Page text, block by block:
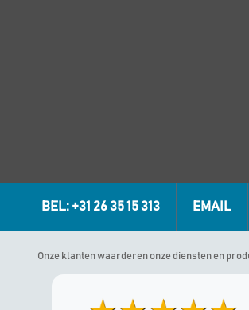
BEL: +31 26 35 15 313 EMAIL
Onze klanten waarderen onze diensten en